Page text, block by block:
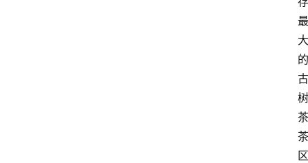
最
大
的
古
树
茶
茶
区